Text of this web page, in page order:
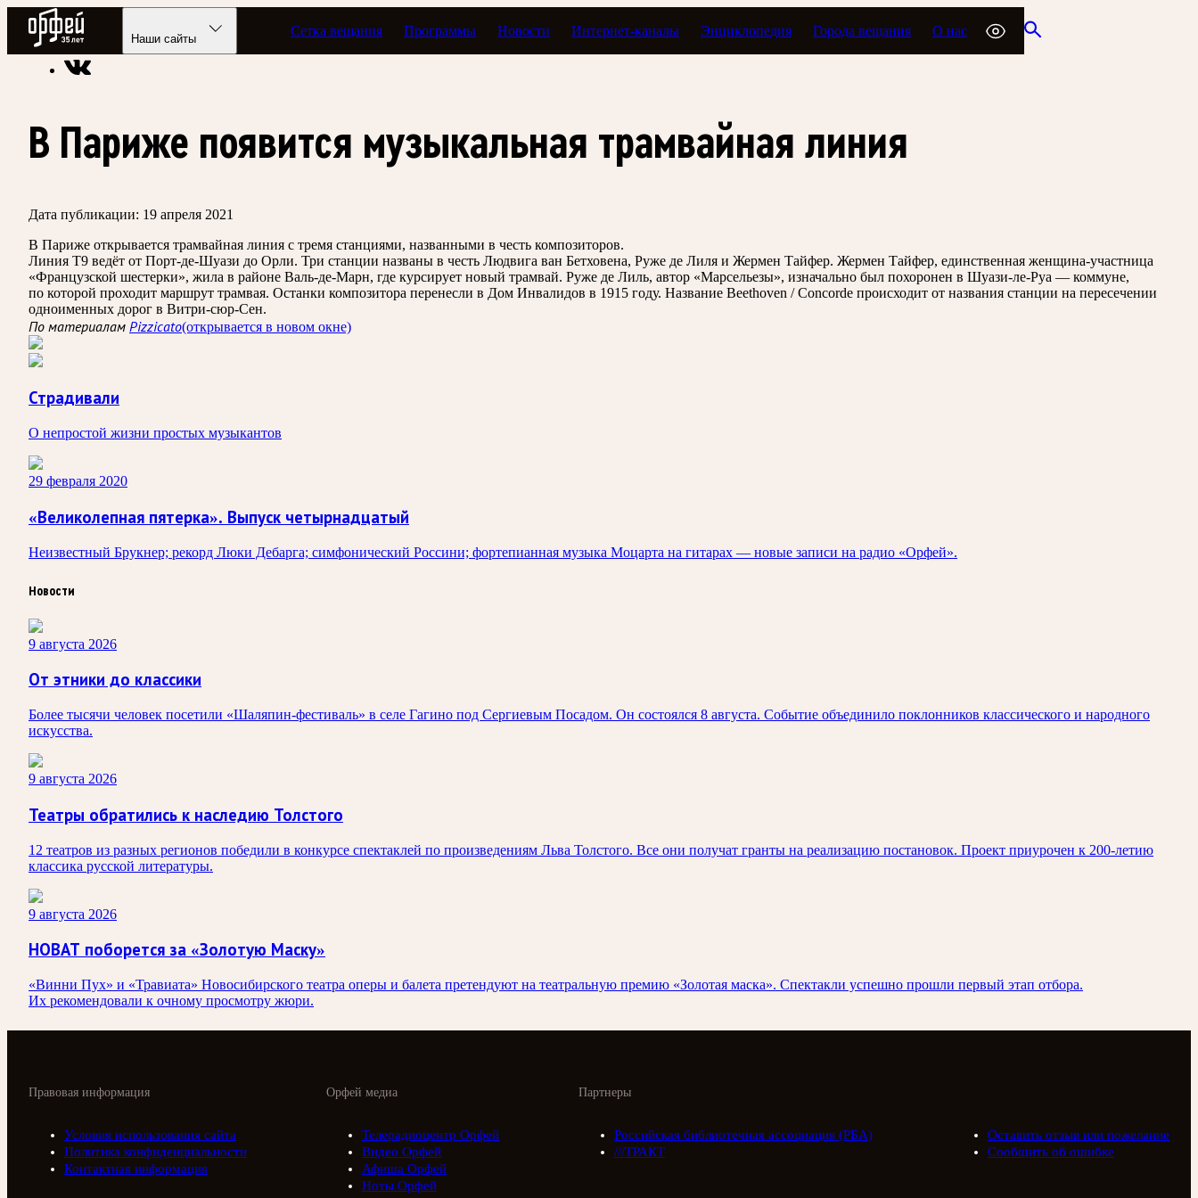
Радио Орфей
Наши сайты
Сетка вещания Программы Новости Интернет-каналы Энциклопедия Города вещания О нас
Радио классической музыки «Орфей» Новости
В Париже появится музыкальная трамвайная линия
Дата публикации: 19 апреля 2021
В Париже открывается трамвайная линия с тремя станциями, названными в честь композиторов.
Линия T9 ведёт от Порт-де-Шуази до Орли. Три станции названы в честь Людвига ван Бетховена, Руже де Лиля и Жермен Тайфер. Жермен Тайфер, единственная женщина-участница
«Французской шестерки», жила в районе Валь-де-Марн, где курсирует новый трамвай. Руже де Лиль, автор «Марсельезы», изначально был похоронен в Шуази-ле-Руа — коммуне,
по которой проходит маршрут трамвая. Останки композитора перенесли в Дом Инвалидов в 1915 году. Название Beethoven / Concorde происходит от названия станции на пересечении
одноименных дорог в Витри-сюр-Сен.
По материалам Pizzicato(открывается в новом окне)
Страдивали
О непростой жизни простых музыкантов
29 февраля 2020
«Великолепная пятерка». Выпуск четырнадцатый
Неизвестный Брукнер; рекорд Люки Дебарга; симфонический Россини; фортепианная музыка Моцарта на гитарах — новые записи на радио «Орфей».
Новости
9 августа 2026
От этники до классики
Более тысячи человек посетили «Шаляпин-фестиваль» в селе Гагино под Сергиевым Посадом. Он состоялся 8 августа. Событие объединило поклонников классического и народного
искусства.
9 августа 2026
Театры обратились к наследию Толстого
12 театров из разных регионов победили в конкурсе спектаклей по произведениям Льва Толстого. Все они получат гранты на реализацию постановок. Проект приурочен к 200-летию
классика русской литературы.
9 августа 2026
НОВАТ поборется за «Золотую Маску»
«Винни Пух» и «Травиата» Новосибирского театра оперы и балета претендуют на театральную премию «Золотая маска». Спектакли успешно прошли первый этап отбора.
Их рекомендовали к очному просмотру жюри.
Орфей медиа
Телерадиоцентр Орфей
Видео Орфей
Афиша Орфей
Ноты Орфей
Партнеры
Российская библиотечная ассоциация (РБА)
///ТРАКТ
Правовая информация
Условия использования сайта
Политика конфиденциальности
Контактная информация
Оставить отзыв или пожелание
Сообщить об ошибке